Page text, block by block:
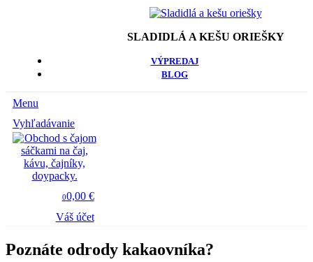
SLADIDLÁ A KEŠU ORIEŠKY
VÝPREDAJ
BLOG
Menu
Vyhľadávanie
00,00 €
Váš účet
Poznáte odrody kakaovníka?